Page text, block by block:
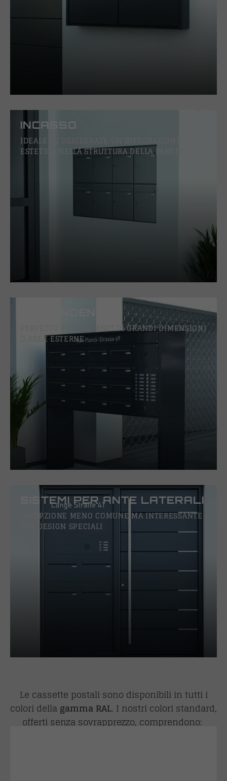
INCASSO
IDEALE SE DESIDERATE UN'INTEGRAZIONE
ESTETICA NELLA STRUTTURA DELLA PARETE
PERFETTO PER IMPIANTI DI GRANDI DIMENSIONI
O AREE ESTERNE
SISTEMI PER ANTE LATERALI
UN'OPZIONE MENO COMUNE MA INTERESSANTE
PER DESIGN SPECIALI
Le cassette postali sono disponibili in tutti i
colori dellagamma RAL. I nostri colori standard,
offerti senza sovrapprezzo, comprendono: